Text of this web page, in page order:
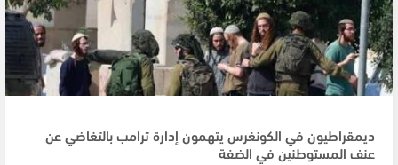
ديمقراطيون في الكونغرس يتهمون إدارة ترامب بالتغاضي عن
عنف المستوطنين في الضفة